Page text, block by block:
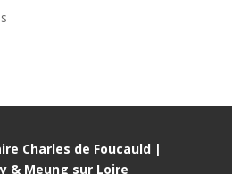
Charles de Foucauld |
& Meung sur Loire